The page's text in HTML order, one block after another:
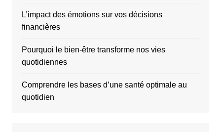
L’impact des émotions sur vos décisions
financières
Pourquoi le bien-être transforme nos vies
quotidiennes
Comprendre les bases d’une santé optimale au
quotidien